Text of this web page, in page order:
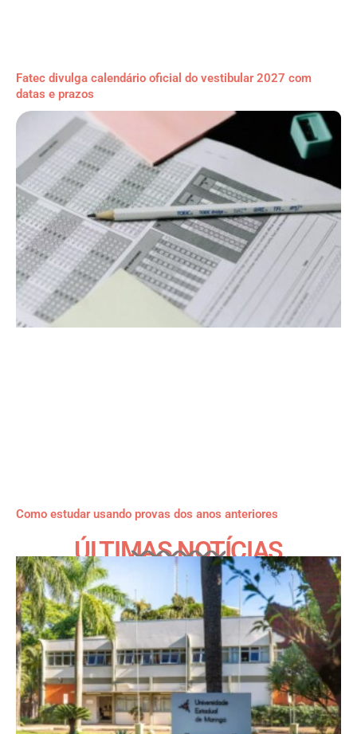
Fatec divulga calendário oficial do vestibular 2027 com
datas e prazos
Como estudar usando provas dos anos anteriores
ÚLTIMAS NOTÍCIAS